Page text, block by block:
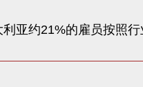
约21%的雇员按照行